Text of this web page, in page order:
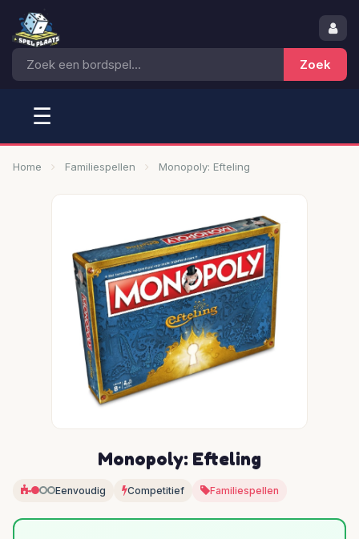
☰
Home Familiespellen Monopoly: Efteling
Monopoly: Efteling
Eenvoudig Competitief Familiespellen